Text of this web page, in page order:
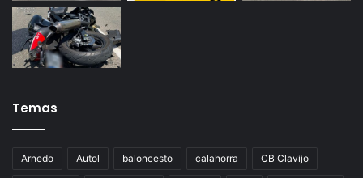
Temas
Arnedo Autol baloncesto calahorra CB Clavijo